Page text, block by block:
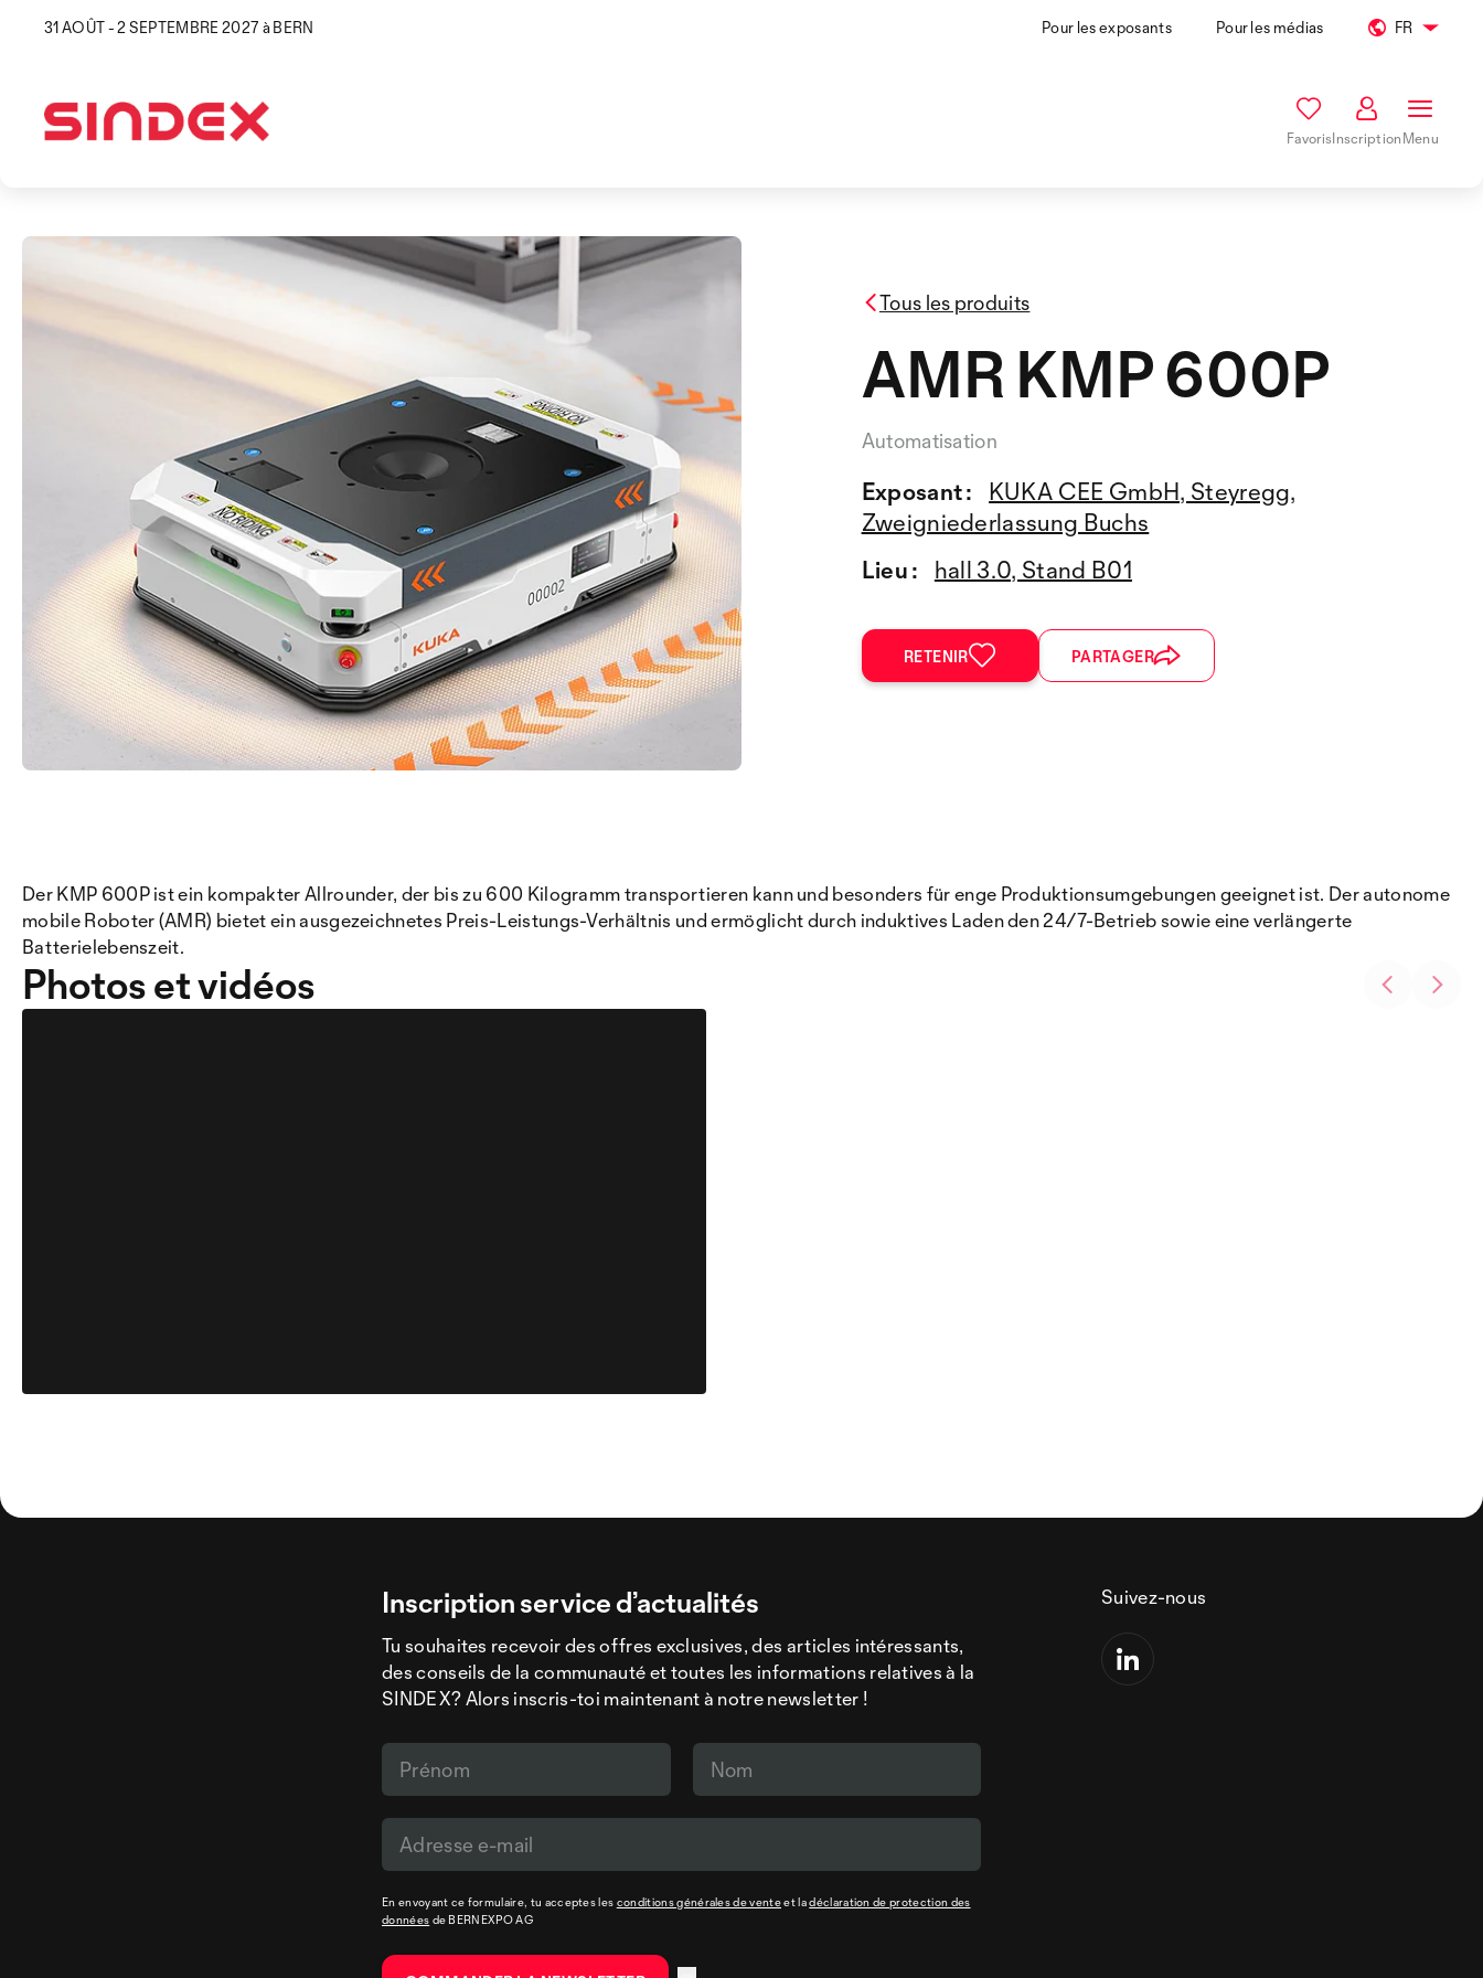
31 AOÛT - 2 SEPTEMBRE 2027 à BERN Pour les exposants Pour les médias FR
FavorisInscriptionMenu
Tous les produits
AMR KMP 600P
Automatisation
Exposant :
KUKA CEE GmbH, Steyregg,
Zweigniederlassung Buchs
Lieu :
hall 3.0, Stand B01
RETENIR PARTAGER
Der KMP 600P ist ein kompakter Allrounder, der bis zu 600 Kilogramm transportieren kann und besonders für enge Produktionsumgebungen geeignet ist. Der autonome
mobile Roboter (AMR) bietet ein ausgezeichnetes Preis-Leistungs-Verhältnis und ermöglicht durch induktives Laden den 24/7-Betrieb sowie eine verlängerte
Batterielebenszeit.
Photos et vidéos
Inscription service d’actualités
Tu souhaites recevoir des offres exclusives, des articles intéressants,
des conseils de la communauté et toutes les informations relatives à la
SINDEX? Alors inscris-toi maintenant à notre newsletter !
En envoyant ce formulaire, tu acceptes les conditions générales de venteet ladéclaration de protection des
données de BERNEXPO AG
Suivez-nous